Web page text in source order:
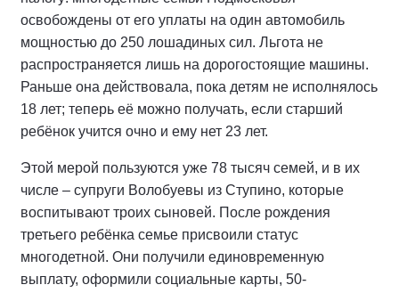
освобождены от его уплаты на один автомобиль
мощностью до 250 лошадиных сил. Льгота не
распространяется лишь на дорогостоящие машины.
Раньше она действовала, пока детям не исполнялось
18 лет; теперь её можно получать, если старший
ребёнок учится очно и ему нет 23 лет.
Этой мерой пользуются уже 78 тысяч семей, и в их
числе – супруги Волобуевы из Ступино, которые
воспитывают троих сыновей. После рождения
третьего ребёнка семье присвоили статус
многодетной. Они получили единовременную
выплату, оформили социальные карты, 50-